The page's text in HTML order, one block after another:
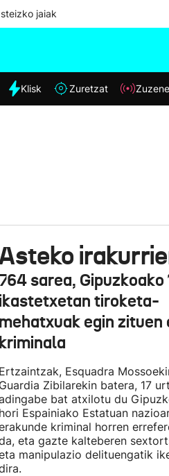
jaiak
Klisk Zuretzat
sarea, Gipuzkoako
tiroketa-
egin zituen
Esquadra
Zibilarekin batera, 17
bat atxilotu du
Espainiako Estatuan
kriminal horren
eta gazte kalteberen
manipulazio delituengatik